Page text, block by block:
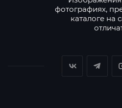
фотографиях,
каталоге на